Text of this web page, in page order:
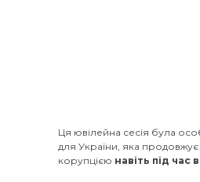
Ця ювілейна сесія була
для України, яка
корупцією навіть під час